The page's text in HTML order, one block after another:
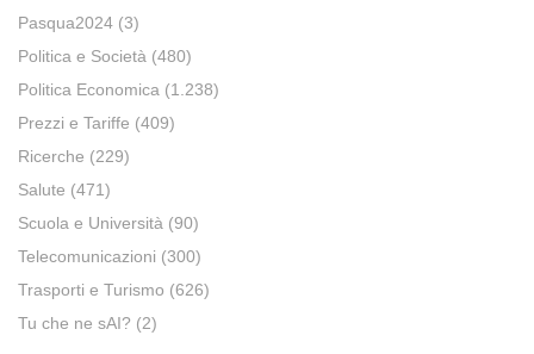
Pasqua2024 (3)
Politica e Società (480)
Politica Economica (1.238)
Prezzi e Tariffe (409)
Ricerche (229)
Salute (471)
Scuola e Università (90)
Telecomunicazioni (300)
Trasporti e Turismo (626)
Tu che ne sAI? (2)